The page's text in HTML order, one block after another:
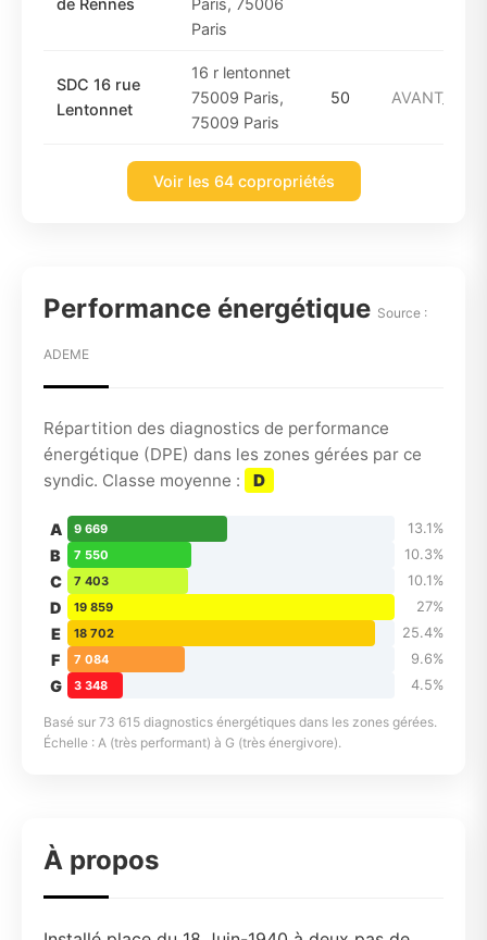
de Rennes
Paris, 75006
Paris
SDC 16 rue
Lentonnet
16 r lentonnet
75009 Paris,
75009 Paris
50 AVANT_1949
Voir les 64 copropriétés
Performance énergétique Source :
ADEME
Répartition des diagnostics de performance
énergétique (DPE) dans les zones gérées par ce
syndic. Classe moyenne :
D
A 9 669 13.1%
B 7 550 10.3%
C 7 403 10.1%
D 19 859 27%
E 18 702 25.4%
F 7 084 9.6%
G 3 348 4.5%
Basé sur 73 615 diagnostics énergétiques dans les zones gérées.
Échelle : A (très performant) à G (très énergivore).
À propos